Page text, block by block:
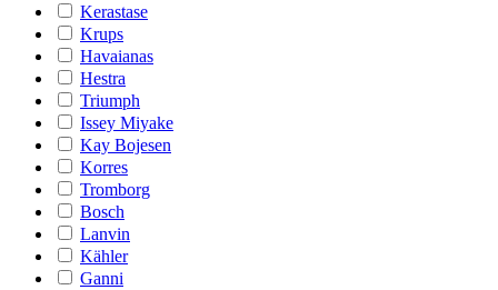
Kerastase
Krups
Havaianas
Hestra
Triumph
Issey Miyake
Kay Bojesen
Korres
Tromborg
Bosch
Lanvin
Kähler
Ganni